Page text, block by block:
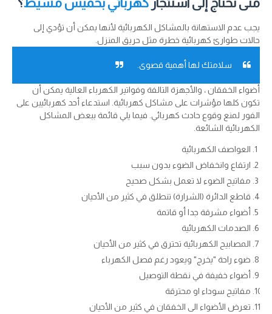
يجب عدم الاستهانة بالمشاكل الكهربائية لأنها يمكن أن تؤدي إلى
حالات طوارئ كهربائية خطرة مثل حريق المنزل.
سلامتك لها أهمية قصوى.
أضواء الخفقان ، والأجهزة التالفة وفواتير الكهرباء العالية يمكن أن
تكون كلها مؤشرات على مشاكل كهربائية. استدعاء أحد كهربائيين على
الفور لمنع وقوع حادث كهربائي. فيما يلي قائمة ببعض المشاكل
الكهربائية الشائعة.
العواصف الكهربائية
ارتفاع وانخفاض الضوء بدون سبب
مفاتيح الضوء لا تعمل بشكل صحيح
قاطع الدائرة (الشرارة) تنطلق في كثير من الأحيان
أضواء مشرقة جدا أو قاتمة
الصدمات الكهربائية
المصابيح الكهربائية تحترق في كثير من الأحيان
ضوء راحة "يخرج" ويعود رغم فصل الكهرباء
أضواء خفيفة في نقطة التوصيل
مفاتيح سوداء او محترقة
تعرض الأضواء الى الخفقان في كثير من الأحيان